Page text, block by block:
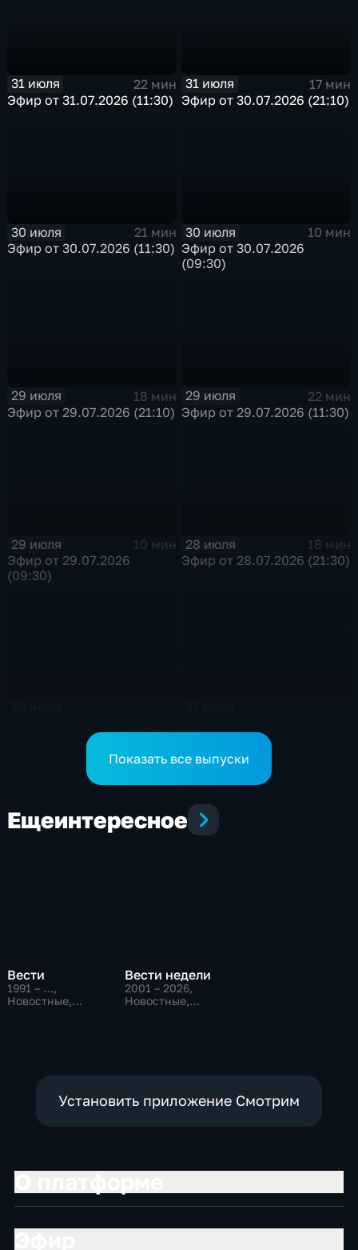
31 июля
22 мин
Эфир от 31.07.2026 (11:30)
31 июля
17 мин
Эфир от 30.07.2026 (21:10)
30 июля
21 мин
Эфир от 30.07.2026 (11:30)
30 июля
10 мин
Эфир от 30.07.2026
(09:30)
29 июля
18 мин
Эфир от 29.07.2026 (21:10)
29 июля
22 мин
Эфир от 29.07.2026 (11:30)
29 июля
10 мин
Эфир от 29.07.2026
(09:30)
28 июля
18 мин
Эфир от 28.07.2026 (21:30)
Показать все выпуски
Ещеинтересное
Вести
1991 – …,
Новостные,
Вести недели
2001 – 2026,
Новостные,
Установить приложение Смотрим